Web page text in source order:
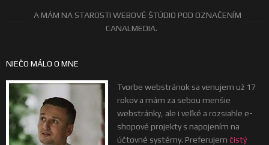
A MÁM NA STAROSTI WEBOVÉ ŠTÚDIO POD OZNAČENÍM
CANALMEDIA.
NIEČO MÁLO O MNE
Tvorbe webstránok sa venujem už 17
rokov a mám za sebou menšie
webstránky, ale i veľké a rozsiahle e-
shopové projekty s napojením na
účtovné systémy. Preferujem čistý